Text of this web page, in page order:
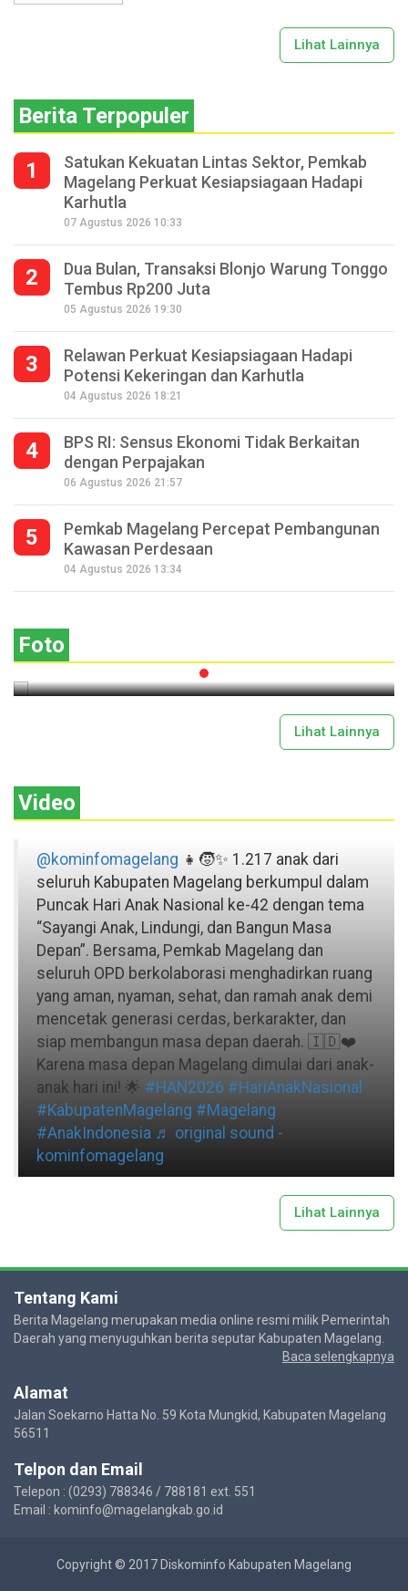
Lihat Lainnya
Berita Terpopuler
1
Satukan Kekuatan Lintas Sektor, Pemkab
Magelang Perkuat Kesiapsiagaan Hadapi
Karhutla
07 Agustus 2026 10:33
2
Dua Bulan, Transaksi Blonjo Warung Tonggo
Tembus Rp200 Juta
05 Agustus 2026 19:30
3
Relawan Perkuat Kesiapsiagaan Hadapi
Potensi Kekeringan dan Karhutla
04 Agustus 2026 18:21
4
BPS RI: Sensus Ekonomi Tidak Berkaitan
dengan Perpajakan
06 Agustus 2026 21:57
5
Pemkab Magelang Percepat Pembangunan
Kawasan Perdesaan
04 Agustus 2026 13:34
Foto
Seperempat Abad Perhelatan Festival
Lima Gunung XXV Kobarkan Semangat
Lihat Lainnya
Video
@kominfomagelang 👧🧒✨ 1.217 anak dari
seluruh Kabupaten Magelang berkumpul dalam
Puncak Hari Anak Nasional ke-42 dengan tema
“Sayangi Anak, Lindungi, dan Bangun Masa
Depan”. Bersama, Pemkab Magelang dan
seluruh OPD berkolaborasi menghadirkan ruang
yang aman, nyaman, sehat, dan ramah anak demi
mencetak generasi cerdas, berkarakter, dan
siap membangun masa depan daerah. 🇮🇩❤️
Karena masa depan Magelang dimulai dari anak-
anak hari ini! 🌟 #HAN2026 #HariAnakNasional
#KabupatenMagelang #Magelang
#AnakIndonesia ♬ original sound -
kominfomagelang
Lihat Lainnya
Tentang Kami
Berita Magelang merupakan media online resmi milik Pemerintah
Daerah yang menyuguhkan berita seputar Kabupaten Magelang.
Baca selengkapnya
Alamat
Jalan Soekarno Hatta No. 59 Kota Mungkid, Kabupaten Magelang
56511
Telpon dan Email
Telepon : (0293) 788346 / 788181 ext. 551
Email : kominfo@magelangkab.go.id
Copyright © 2017 Diskominfo Kabupaten Magelang